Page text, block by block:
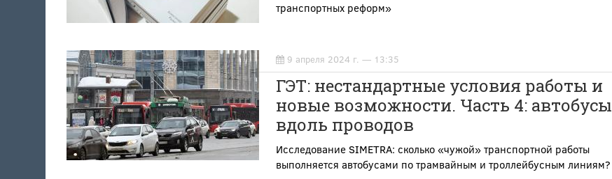
транспортных реформ»
9 апреля 2024 г. — 13:35
ГЭТ: нестандартные условия работы и
новые возможности. Часть 4: автобусы
вдоль проводов
Исследование SIMETRA: сколько «чужой» транспортной работы
выполняется автобусами по трамвайным и троллейбусным линиям?